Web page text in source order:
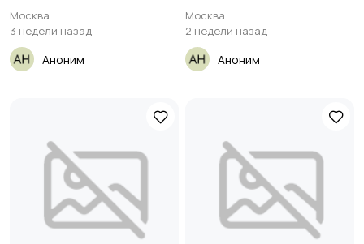
Москва
3 недели назад
Аноним
Казань шаарына
Москва
2 недели назад
Аноним